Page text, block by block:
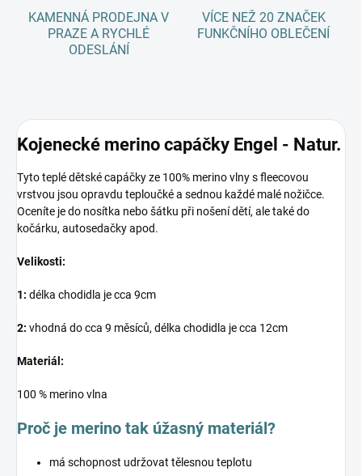
KAMENNÁ PRODEJNA V
PRAZE A RYCHLÉ
ODESLÁNÍ
VÍCE NEŽ 20 ZNAČEK
FUNKČNÍHO OBLEČENÍ
Kojenecké merino capáčky Engel - Natur.
Tyto teplé dětské capáčky ze 100% merino vlny s fleecovou
vrstvou jsou opravdu teploučké a sednou každé malé nožičce.
Oceníte je do nosítka nebo šátku při nošení dětí, ale také do
kočárku, autosedačky apod.
Velikosti:
1: délka chodidla je cca 9cm
2: vhodná do cca 9 měsíců, délka chodidla je cca 12cm
Materiál:
100 % merino vlna
Proč je merino tak úžasný materiál?
má schopnost udržovat tělesnou teplotu